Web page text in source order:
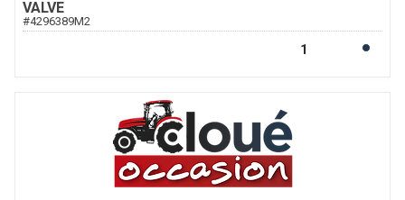
VALVE
#4296389M2